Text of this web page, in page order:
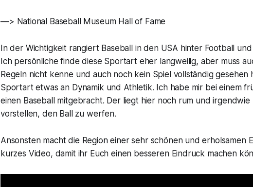
—> National Baseball Museum Hall of Fame
In der Wichtigkeit rangiert Baseball in den USA hinter Football
Ich persönliche finde diese Sportart eher langweilig, aber muss
Regeln nicht kenne und auch noch kein Spiel vollständig
Sportart etwas an Dynamik und Athletik. Ich habe mir bei einem
einen Baseball mitgebracht. Der liegt hier noch rum und
vorstellen, den Ball zu werfen.
Ansonsten macht die Region einer sehr schönen und erholsamen
kurzes Video, damit ihr Euch einen besseren Eindruck machen